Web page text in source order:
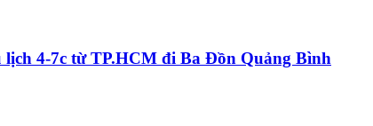
lịch 4-7c từ TP.HCM đi Ba Đồn Quảng Bình